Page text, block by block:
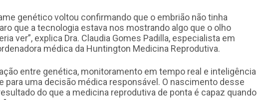
genético voltou confirmando que o embrião não tinha
que a tecnologia estava nos mostrando algo que o olho
ver”, explica Dra. Claudia Gomes Padilla, especialista em
médica da Huntington Medicina Reprodutiva.
entre genética, monitoramento em tempo real e inteligência
para uma decisão médica responsável. O nascimento desse
do que a medicina reprodutiva de ponta é capaz quando